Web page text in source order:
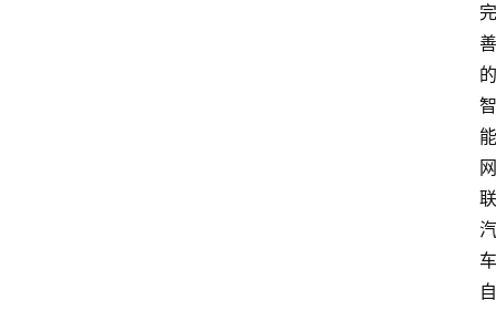
完
善
的
智
能
网
联
汽
车
自